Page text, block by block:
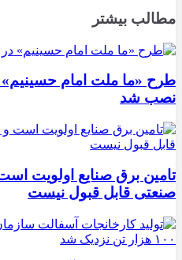
مطالب بیشتر
طرح «ما ملت امام حسینیم»
نصب شد
تامین برق صنایع اولویت
صنعتی قابل قبول نیست